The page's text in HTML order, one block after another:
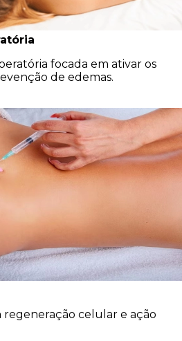
focada em ativar os
de edemas.
regeneração celular e ação